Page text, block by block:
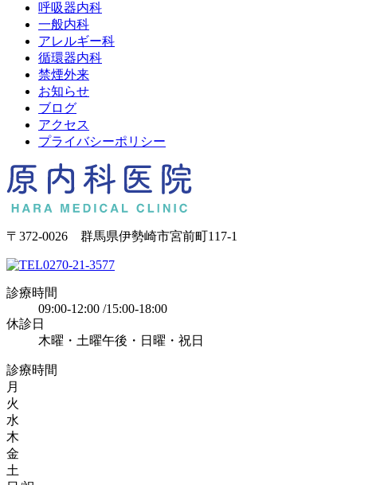
呼吸器内科
一般内科
アレルギー科
循環器内科
禁煙外来
お知らせ
ブログ
アクセス
プライバシーポリシー
〒372-0026 群馬県伊勢崎市宮前町117-1
0270-21-3577
診療時間
09:00-12:00 /15:00-18:00
休診日
木曜・土曜午後・日曜・祝日
診療時間
月
火
水
木
金
土